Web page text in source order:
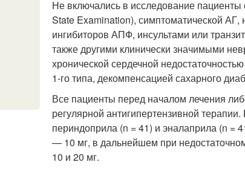
Не включались в исследование
State Examination), симптоматической
ингибиторов АПФ, инсультами или
также другими клинически значимыми
хронической сердечной
1-го типа, декомпенсацией сахарного
Все пациенты перед началом лечения
регулярной антигипертензивной
периндоприла (n = 41) и эналаприла (n =
— 10 мг, в дальнейшем при
10 и 20 мг.